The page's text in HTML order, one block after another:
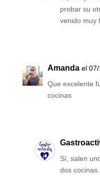
probar su
venido muy
Amanda el
Que excelente
cocinas
Sí, salen
dos